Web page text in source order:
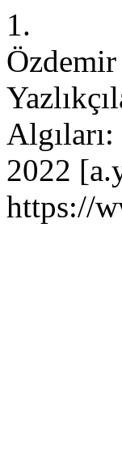
1.
2022
https://